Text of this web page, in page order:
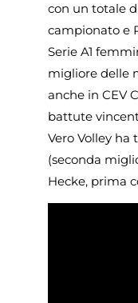
con un totale
campionato e
Serie A1
migliore delle
anche in CEV
battute
Vero Volley
(seconda
Hecke, prima